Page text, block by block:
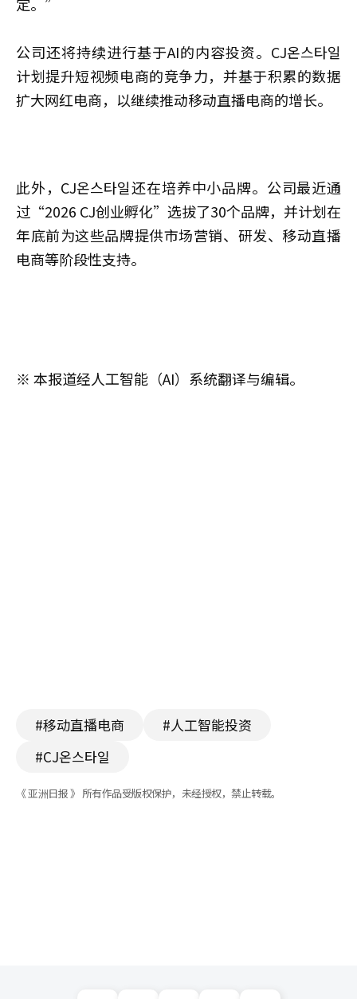
公司还将持续进行基于AI的内容投资。CJ온스타일
计划提升短视频电商的竞争力，并基于积累的数据
扩大网红电商，以继续推动移动直播电商的增长。
此外，CJ온스타일还在培养中小品牌。公司最近通
过“2026 CJ创业孵化”选拔了30个品牌，并计划在
年底前为这些品牌提供市场营销、研发、移动直播
电商等阶段性支持。
※ 本报道经人工智能（AI）系统翻译与编辑。
#移动直播电商
#人工智能投资
#CJ온스타일
《 亚洲日报 》 所有作品受版权保护，未经授权，禁止转载。